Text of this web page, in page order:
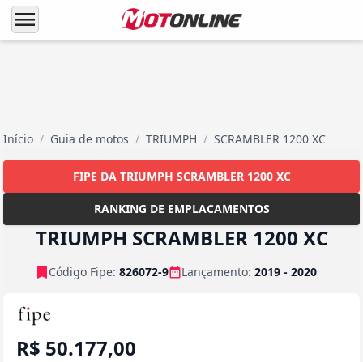
menu
Início / Guia de motos / TRIUMPH / SCRAMBLER 1200 XC
FIPE DA TRIUMPH SCRAMBLER 1200 XC
RANKING DE EMPLACAMENTOS
TRIUMPH SCRAMBLER 1200 XC
Código Fipe: 826072-9 Lançamento: 2019 - 2020
R$ 50.177,00